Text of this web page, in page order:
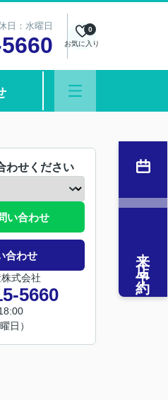
日：水曜日
お気に入り
0
わせください
い合わせ
合わせ
式会社
5660
日）
来店予約